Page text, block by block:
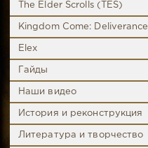
The Elder Scrolls (TES)
Kingdom Come: Deliverance
Elex
Гайды
Наши видео
История и реконструкция
Литература и творчество